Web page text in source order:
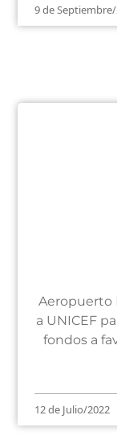
9 de
Aeropuerto
a UNICEF
fondos a
12 de Julio/2022